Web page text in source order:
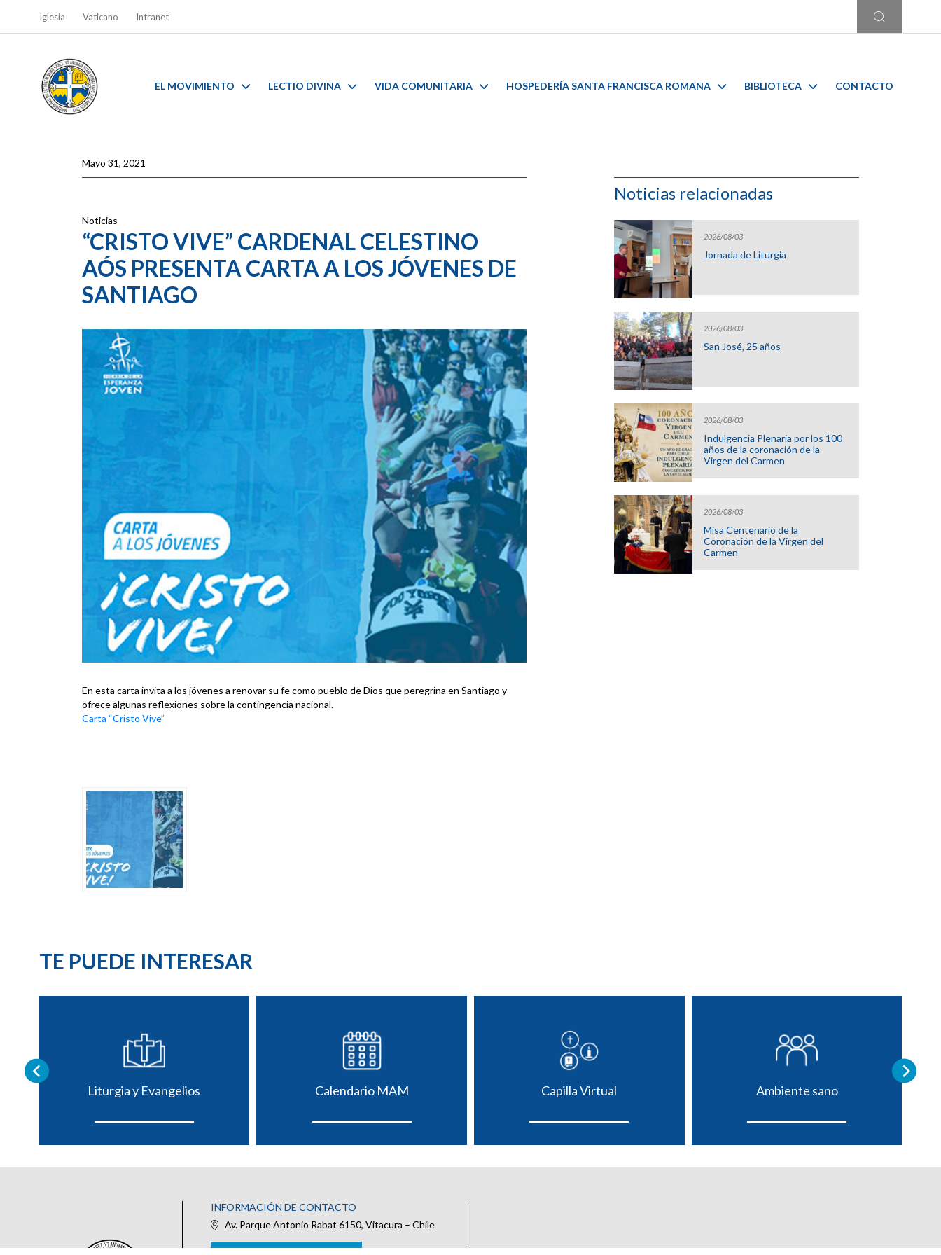
Iglesia Vaticano Intranet
EL MOVIMIENTO LECTIO DIVINA VIDA COMUNITARIA HOSPEDERÍA SANTA FRANCISCA ROMANA BIBLIOTECA CONTACTO
Mayo 31, 2021
Noticias
“CRISTO VIVE” CARDENAL CELESTINO
AÓS PRESENTA CARTA A LOS JÓVENES DE
SANTIAGO
En esta carta invita a los jóvenes a renovar su fe como pueblo de Dios que peregrina en Santiago y
ofrece algunas reflexiones sobre la contingencia nacional.
Carta “Cristo Vive”
Noticias relacionadas
2026/08/03
Jornada de Liturgia
2026/08/03
San José, 25 años
2026/08/03
Indulgencia Plenaria por los 100
años de la coronación de la
Virgen del Carmen
2026/08/03
Misa Centenario de la
Coronación de la Virgen del
Carmen
TE PUEDE INTERESAR
Liturgia y Evangelios Calendario MAM Capilla Virtual Ambiente sano
INFORMACIÓN DE CONTACTO
Av. Parque Antonio Rabat 6150, Vitacura – Chile